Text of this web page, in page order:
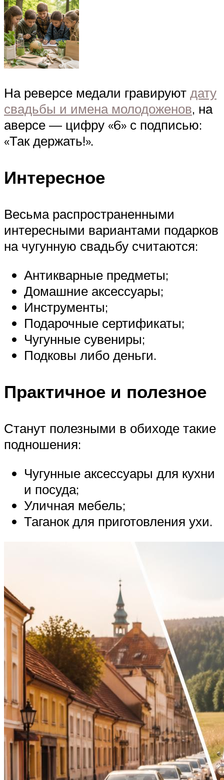
На реверсе медали гравируют дату
свадьбы и имена молодоженов, на
аверсе — цифру «6» с подписью:
«Так держать!».
Интересное
Весьма распространенными
интересными вариантами подарков
на чугунную свадьбу считаются:
Антикварные предметы;
Домашние аксессуары;
Инструменты;
Подарочные сертификаты;
Чугунные сувениры;
Подковы либо деньги.
Практичное и полезное
Станут полезными в обиходе такие
подношения:
Чугунные аксессуары для кухни
и посуда;
Уличная мебель;
Таганок для приготовления ухи.